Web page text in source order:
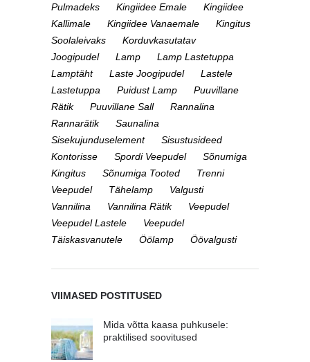
Pulmadeks
Kingiidee Emale
Kingiidee
Kallimale
Kingiidee Vanaemale
Kingitus
Soolaleivaks
Korduvkasutatav
Joogipudel
Lamp
Lamp Lastetuppa
Lamptäht
Laste Joogipudel
Lastele
Lastetuppa
Puidust Lamp
Puuvillane
Rätik
Puuvillane Sall
Rannalina
Rannarätik
Saunalina
Sisekujunduselement
Sisustusideed
Kontorisse
Spordi Veepudel
Sõnumiga
Kingitus
Sõnumiga Tooted
Trenni
Veepudel
Tähelamp
Valgusti
Vannilina
Vannilina Rätik
Veepudel
Veepudel Lastele
Veepudel
Täiskasvanutele
Öölamp Öövalgusti
VIIMASED POSTITUSED
Mida võtta kaasa puhkusele:
praktilised soovitused